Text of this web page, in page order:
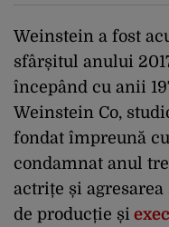
Weinstein a fost
sfârșitul anului
începând cu anii
Weinstein Co,
fondat împreună
condamnat anul
actrițe și
de producție și